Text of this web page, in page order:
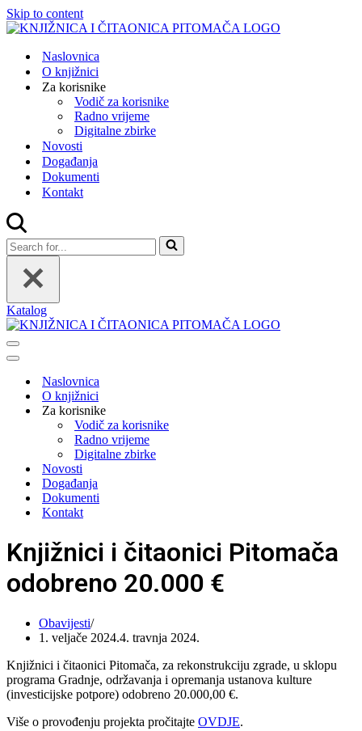
Skip to content
Naslovnica
O knjižnici
Za korisnike
Vodič za korisnike
Radno vrijeme
Digitalne zbirke
Novosti
Događanja
Dokumenti
Kontakt
Search
for...
Katalog
Navigation
Menu
Navigation
Naslovnica
O knjižnici
Za korisnike
Vodič za korisnike
Radno vrijeme
Digitalne zbirke
Novosti
Događanja
Dokumenti
Kontakt
Knjižnici i čitaonici Pitomača
odobreno 20.000 €
Obavijesti
1. veljače 2024.4. travnja 2024.
Knjižnici i čitaonici Pitomača, za rekonstrukciju zgrade, u sklopu
programa Gradnje, održavanja i opremanja ustanova kulture
(investicijske potpore) odobreno 20.000,00 €.
Više o provođenju projekta pročitajte OVDJE.